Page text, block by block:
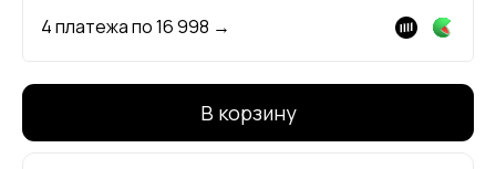
4 платежа по16 998 →
В корзину